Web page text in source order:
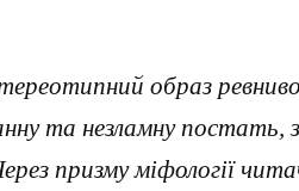
образ
та незламну
призму міфології